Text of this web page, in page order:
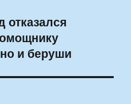
отказался
и беруши